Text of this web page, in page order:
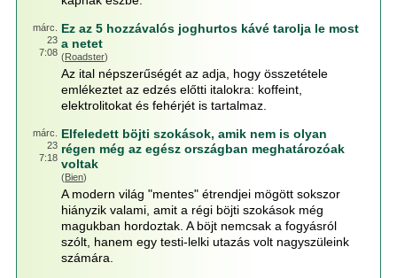
márc.
23
7:08
Ez az 5 hozzávalós joghurtos kávé tarolja le most
a netet
(Roadster)
Az ital népszerűségét az adja, hogy összetétele
emlékeztet az edzés előtti italokra: koffeint,
elektrolitokat és fehérjét is tartalmaz.
márc.
23
7:18
Elfeledett böjti szokások, amik nem is olyan
régen még az egész országban meghatározóak
voltak
(Bien)
A modern világ "mentes" étrendjei mögött sokszor
hiányzik valami, amit a régi böjti szokások még
magukban hordoztak. A böjt nemcsak a fogyásról
szólt, hanem egy testi-lelki utazás volt nagyszüleink
számára.